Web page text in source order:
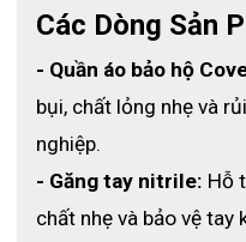
- Dễ sử dụng:
Không chứa
dễ đeo – dễ tháo.
- An toàn với thực phẩm:
vệ sinh và không gây ô nhiễm.
- Chống nhiễm bẩn: Không
sạch, phòng thí nghiệm
Sản phẩm đáp ứng trọn
cho người sử dụng.
Các Dòng Sản
- Quần áo bảo hộ
bụi, chất lỏng nhẹ và
nghiệp.
- Găng tay nitrile: Hỗ
chất nhẹ và bảo vệ tay